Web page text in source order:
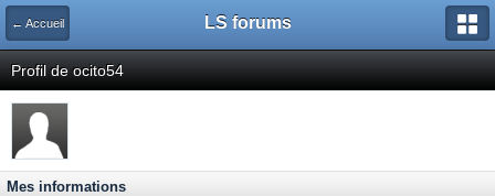
← Accueil LS forums
Profil de ocito54
Mes informations